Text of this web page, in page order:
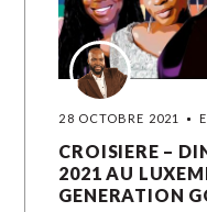
28 OCTOBRE 2021
CROISIERE –
2021 AU
GENERATION